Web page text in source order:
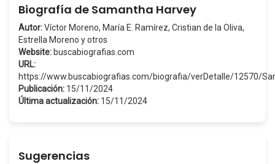
Biografía de Samantha Harvey
Autor:Víctor Moreno, María E. Ramírez, Cristian de la Oliva,
Estrella Moreno y otros
Website: buscabiografias.com
URL:
https://www.buscabiografias.com/biografia/verDetalle/12570/
Publicación: 15/11/2024
Última actualización: 15/11/2024
Sugerencias